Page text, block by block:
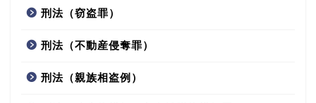
刑法（窃盗罪）
刑法（不動産侵奪罪）
刑法（親族相盗例）